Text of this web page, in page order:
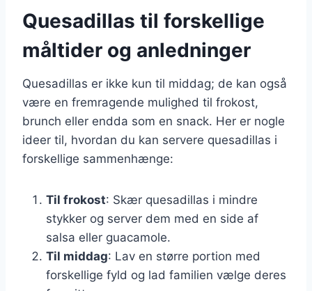
Quesadillas til forskellige
måltider og anledninger
Quesadillas er ikke kun til middag; de kan også
være en fremragende mulighed til frokost,
brunch eller endda som en snack. Her er nogle
ideer til, hvordan du kan servere quesadillas i
forskellige sammenhænge:
Til frokost: Skær quesadillas i mindre
stykker og server dem med en side af
salsa eller guacamole.
Til middag: Lav en større portion med
forskellige fyld og lad familien vælge deres